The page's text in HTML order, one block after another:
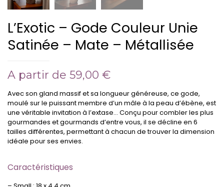
L’Exotic – Gode Couleur Unie
Satinée – Mate – Métallisée
A partir de 59,00 €
Avec son gland massif et sa longueur généreuse, ce gode,
moulé sur le puissant membre d’un mâle à la peau d’ébène, est
une véritable invitation à l’extase… Conçu pour combler les plus
gourmandes et gourmands d’entre vous, il se décline en 6
tailles différentes, permettant à chacun de trouver la dimension
idéale pour ses envies.
Caractéristiques